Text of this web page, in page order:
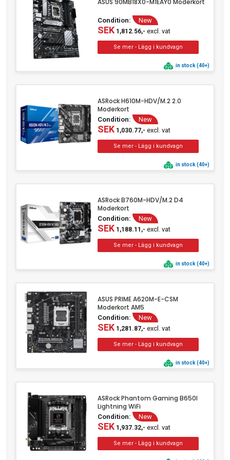
Clothing
Beauty & Healthcare
Software
ASUS 90MB18X0-M1EAY0 Moderkort
Condition: New
SEK1,812.56,- excl. vat
in stock (40+)
ASRock H610M-HDV/M.2 2.0
Moderkort
Condition: New
SEK1,030.77,- excl. vat
in stock (40+)
ASRock B760M-HDV/M.2 D4
Moderkort
Condition: New
SEK1,188.11,- excl. vat
in stock (40+)
ASUS PRIME A620M-E-CSM
Moderkort AM5
Condition: New
SEK1,281.87,- excl. vat
in stock (40+)
ASRock Phantom Gaming B650I
Lightning WiFi
Condition: New
SEK1,937.32,- excl. vat